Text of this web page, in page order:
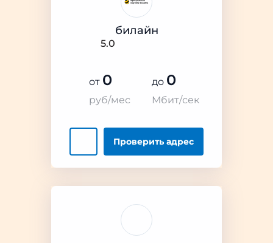
билайн
5.0
от 0
руб/мес
до 0
Мбит/сек
Проверитьадрес